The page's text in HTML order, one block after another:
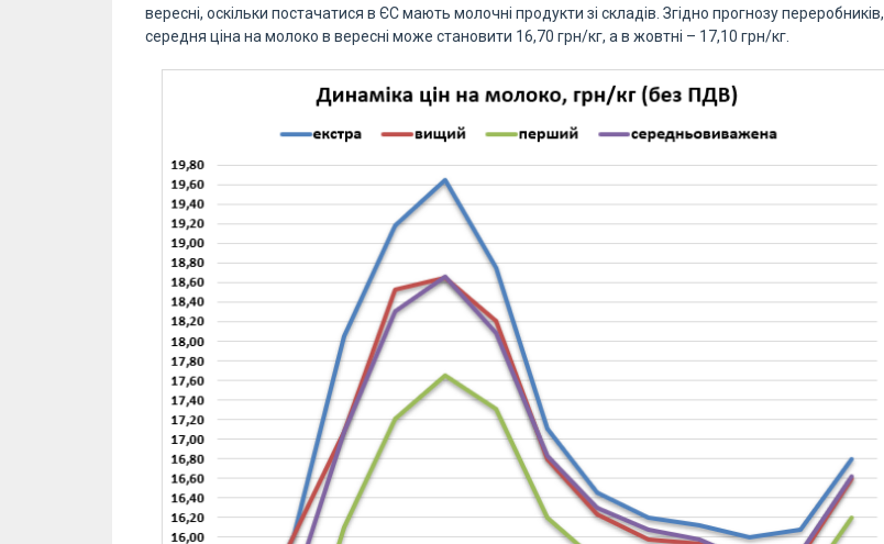
вересні, оскільки постачатися в ЄС мають молочні продукти зі складів. Згідно прогнозу переробників,
середня ціна на молоко в вересні може становити 16,70 грн/кг, а в жовтні – 17,10 грн/кг.